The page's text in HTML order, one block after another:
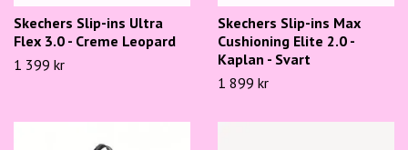
Skechers Slip-ins Ultra
Flex 3.0 - Creme Leopard
1 399 kr
Skechers Slip-ins Max
Cushioning Elite 2.0 -
Kaplan - Svart
1 899 kr